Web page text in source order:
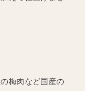
梅肉など国産の